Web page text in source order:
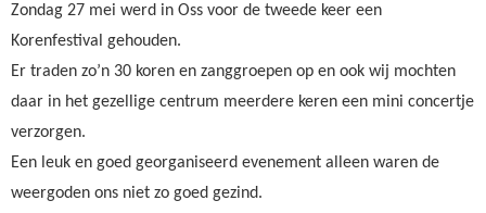
Zondag 27 mei werd in Oss voor de tweede keer een
Korenfestival gehouden.
Er traden zo’n 30 koren en zanggroepen op en ook wij mochten
daar in het gezellige centrum meerdere keren een mini concertje
verzorgen.
Een leuk en goed georganiseerd evenement alleen waren de
weergoden ons niet zo goed gezind.